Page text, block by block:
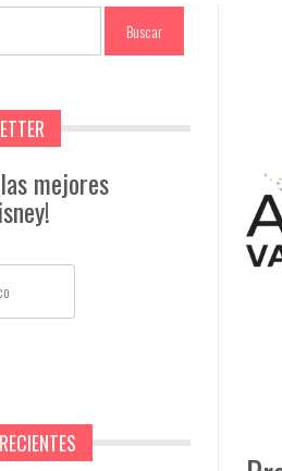
mejores